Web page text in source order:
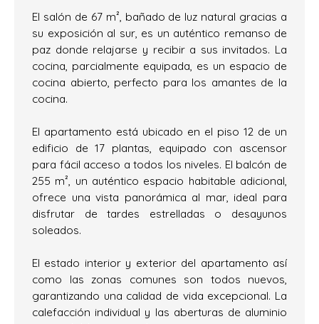
El salón de 67 m², bañado de luz natural gracias a
su exposición al sur, es un auténtico remanso de
paz donde relajarse y recibir a sus invitados. La
cocina, parcialmente equipada, es un espacio de
cocina abierto, perfecto para los amantes de la
cocina.
El apartamento está ubicado en el piso 12 de un
edificio de 17 plantas, equipado con ascensor
para fácil acceso a todos los niveles. El balcón de
255 m², un auténtico espacio habitable adicional,
ofrece una vista panorámica al mar, ideal para
disfrutar de tardes estrelladas o desayunos
soleados.
El estado interior y exterior del apartamento así
como las zonas comunes son todos nuevos,
garantizando una calidad de vida excepcional. La
calefacción individual y las aberturas de aluminio